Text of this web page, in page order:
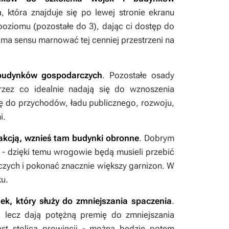
która znajduje się po lewej stronie ekranu
(pozostałe do 3), dając ci dostęp do
sensu marnować tej cenniej przestrzeni na
gospodarczych. Pozostałe osady
co idealnie nadają się do wznoszenia
przychodów, ładu publicznego, rozwoju,
wznieś tam budynki obronne. Dobrym
dzięki temu wrogowie będą musieli przebić
i pokonać znacznie większy garnizon. W
który służy do zmniejszania spaczenia.
dają potężną premię do zmniejszania